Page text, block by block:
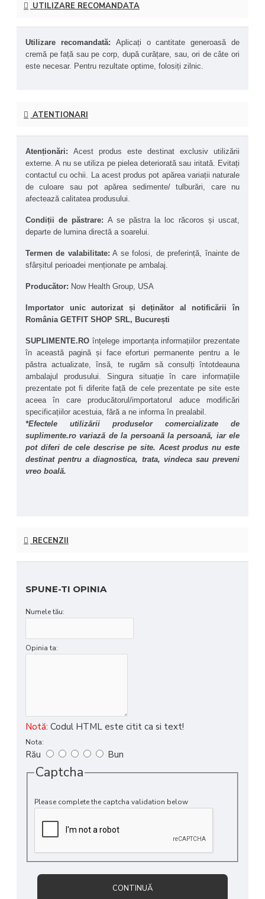
Hidratare profundă fără a încarca porii – Pătrunde
ușor în piele și echilibrează secreția de sebum.
Calmează iritațiile și protejează bariera cutanată
scalpului, combate mătreața și revitalizează firul de
Ulei de masaj natural – Oferî o alunecare fină, ideal
pentru utilizare directă sau ca bază pentru uleiuri
esențiale.
Compatibil cu tenul predispus la acnee – Nu este
comedogenic și ajută la reglarea secreției de sebum.
Fără parfumuri, conservanți sau aditivi
– Ulei pur,
nerafinat, fără substanțe iritante.
UTILIZARE RECOMANDATA
Utilizare recomandată: Aplicați o cantitate generoasă de
cremă pe față sau pe corp, după curățare, sau, ori de câte ori
este necesar. Pentru rezultate optime, folosiți zilnic.
ATENTIONARI
Atenționări: Acest produs este destinat exclusiv utilizării
externe. A nu se utiliza pe pielea deteriorată sau iritată. Evitați
contactul cu ochii. La acest produs pot apărea variații naturale
de culoare sau pot apărea sedimente/ tulburări, care nu
afectează calitatea produsului.
Condiții de păstrare: A se păstra la loc răcoros și uscat,
departe de lumina directă a soarelui.
Termen de valabilitate: A se folosi, de preferință, înainte de
sfârșitul perioadei menționate pe ambalaj.
Producător: Now Health Group, USA
Importator unic autorizat și deținător al notificării în
România GETFIT SHOP SRL, București
SUPLIMENTE.RO înțelege importanța informațiilor prezentate
în această pagină și face eforturi permanente pentru a le
păstra actualizate, însă, te rugăm să consulți întotdeauna
ambalajul produsului. Singura situație în care informațiile
prezentate pot fi diferite față de cele prezentate pe site este
aceea în care producătorul/importatorul aduce modificări
specificațiilor acestuia, fără a ne informa în prealabil.
*Efectele utilizării produselor comercializate de
suplimente.ro variază de la persoană la persoană, iar ele
pot diferi de cele descrise pe site. Acest produs nu este
destinat pentru a diagnostica, trata, vindeca sau preveni
vreo boală.
RECENZII
SPUNE-TI OPINIA
Numele tău:
Opinia ta:
Notă: Codul HTML este citit ca si text!
Nota:
Rău Bun
Captcha
Please complete the captcha validation below
CONTINUĂ